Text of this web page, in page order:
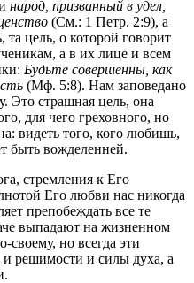
народ, призванный в удел,
(См.: 1 Петр. 2:9), а
та цель, о которой говорит
а в их лице и всем
Будьте совершенны, как
(Мф. 5:8). Нам заповедано
Это страшная цель, она
для чего греховного, но
видеть того, кого любишь,
быть вожделенней.
стремления к Его
Его любви нас никогда
препобеждать все те
выпадают на жизненном
но всегда эти
решимости и силы духа, а